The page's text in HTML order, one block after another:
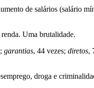
de salários (salário
Uma brutalidade.
garantias, 44 vezes; diretos,
droga e